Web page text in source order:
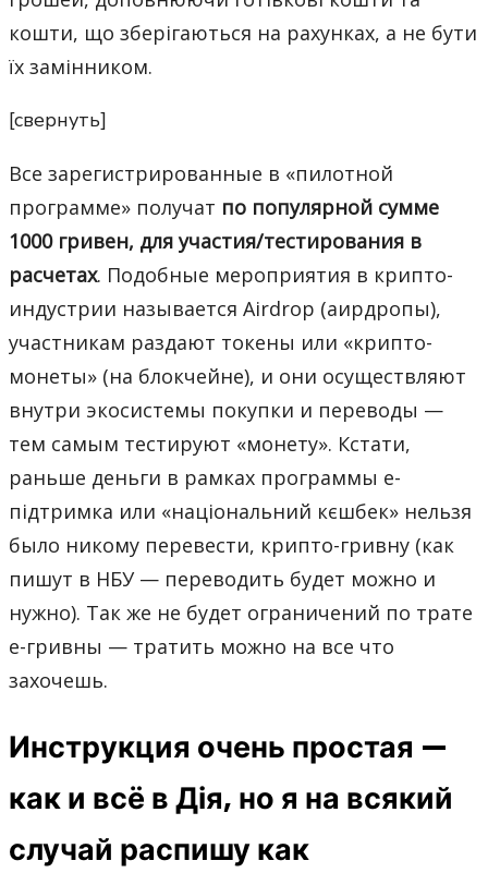
кошти, що зберігаються на рахунках, а не бути
їх замінником.
[свернуть]
Все зарегистрированные в «пилотной
программе» получат по популярной сумме
1000 гривен, для участия/тестирования в
расчетах. Подобные мероприятия в крипто-
индустрии называется Airdrop (аирдропы),
участникам раздают токены или «крипто-
монеты» (на блокчейне), и они осуществляют
внутри экосистемы покупки и переводы —
тем самым тестируют «монету». Кстати,
раньше деньги в рамках программы е-
підтримка или «національний кєшбек» нельзя
было никому перевести, крипто-гривну (как
пишут в НБУ — переводить будет можно и
нужно). Так же не будет ограничений по трате
е-гривны — тратить можно на все что
захочешь.
Инструкция очень простая —
как и всё в Дія, но я на всякий
случай распишу как